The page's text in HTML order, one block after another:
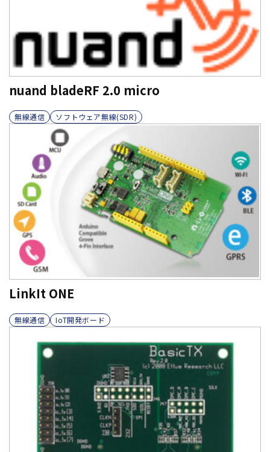
nuand bladeRF 2.0 micro
無線通信 ソフトウェア無線(SDR)
LinkIt ONE
無線通信 IoT開発ボード